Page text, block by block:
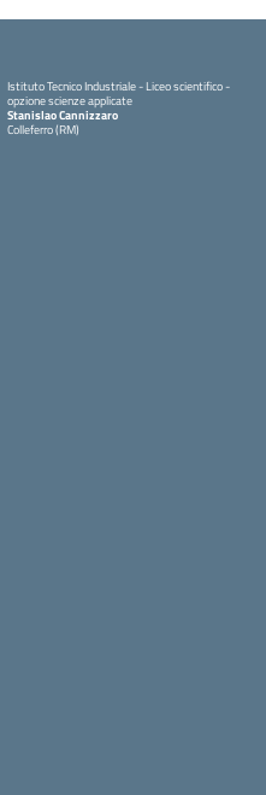
Istituto Tecnico Industriale - Liceo scientifico -
opzione scienze applicate
Stanislao Cannizzaro
Colleferro (RM)